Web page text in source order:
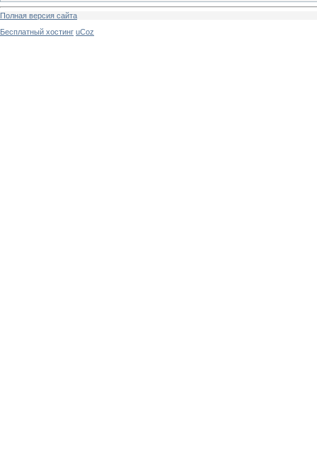
Полная версия сайта
Бесплатный хостинг uCoz